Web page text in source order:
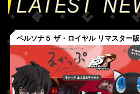
ペルソナ５ ザ・ロイヤル リマスター版